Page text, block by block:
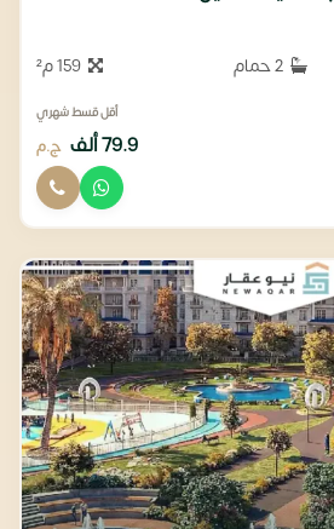
159 م²
أقل قسط شهري
79.9 ألف ج.م